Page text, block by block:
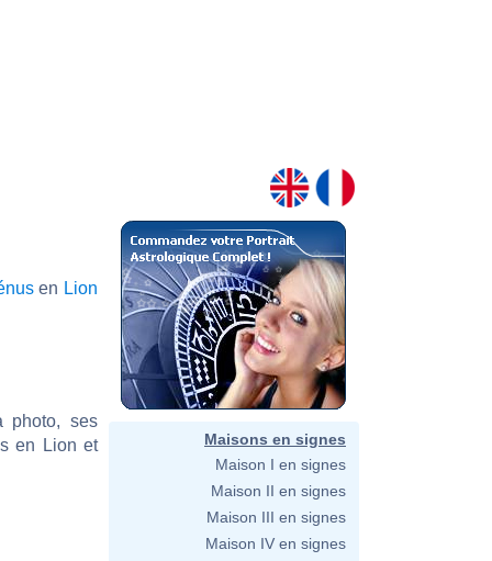
en Lion
photo, ses
en Lion et
Maisons en signes
Maison I en signes
Maison II en signes
Maison III en signes
Maison IV en signes